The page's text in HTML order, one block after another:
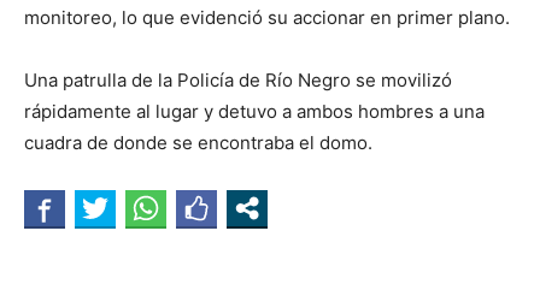
monitoreo, lo que evidenció su accionar en primer plano.
Una patrulla de la Policía de Río Negro se movilizó
rápidamente al lugar y detuvo a ambos hombres a una
cuadra de donde se encontraba el domo.